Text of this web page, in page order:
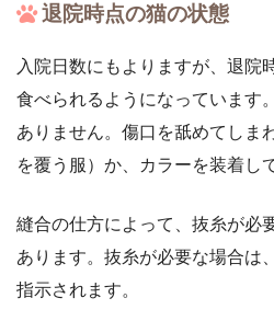
退院時点の猫の状態
入院日数にもよりますが、退院
食べられるようになっています
ありません。傷口を舐めてしま
を覆う服）か、カラーを装着し
縫合の仕方によって、抜糸が必
あります。抜糸が必要な場合は
指示されます。